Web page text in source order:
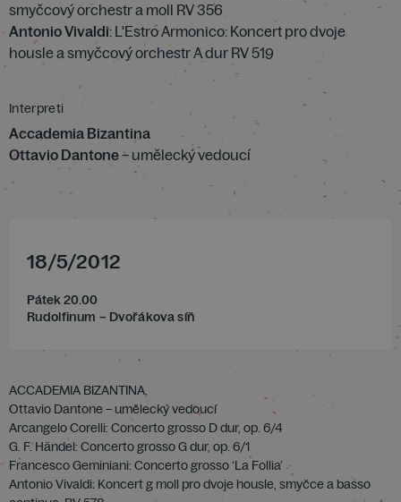
smyčcový orchestr a moll RV 356
Antonio Vivaldi: L'Estro Armonico: Koncert pro dvoje
housle a smyčcový orchestr A dur RV 519
Interpreti
Accademia Bizantina
Ottavio Dantone– umělecký vedoucí
18/5/2012
Pátek 20.00
Rudolfinum – Dvořákova síň
ACCADEMIA BIZANTINA,
Ottavio Dantone – umělecký vedoucí
Arcangelo Corelli: Concerto grosso D dur, op. 6/4
G. F. Händel: Concerto grosso G dur, op. 6/1
Francesco Geminiani: Concerto grosso ‘La Follia’
Antonio Vivaldi: Koncert g moll pro dvoje housle, smyčce a basso